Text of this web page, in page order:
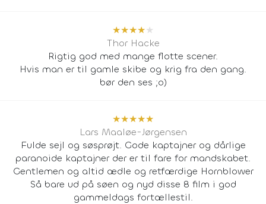
★★★★★
Thor Hacke
Rigtig god med mange flotte scener.
Hvis man er til gamle skibe og krig fra den gang.
bør den ses ;o)
★★★★★
Lars Maaløe-Jørgensen
Fulde sejl og søsprøjt. Gode kaptajner og dårlige
paranoide kaptajner der er til fare for mandskabet.
Gentlemen og altid ædle og retfærdige Hornblower
Så bare ud på søen og nyd disse 8 film i god
gammeldags fortællestil.